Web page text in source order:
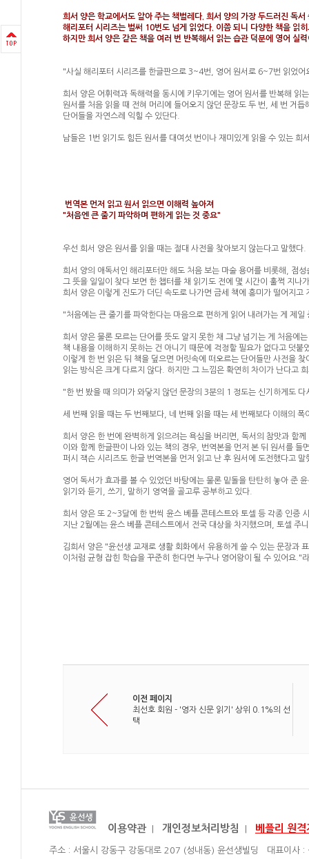
희서 양은 학교에서도 알아 주는 책벌레다. 희서 양의 가장 두드러진 독
해리포터 시리즈는 벌써 10번도 넘게 읽었다. 이쯤 되니 다양한 책을 읽
하지만 희서 양은 같은 책을 여러 번 반복해서 읽는 습관 덕분에 영어 실
"사실 해리포터 시리즈를 한글판으로 3~4번, 영어 원서로 6~7번 읽었어
희서 양은 어휘력과 독해력을 동시에 키우기에는 영어 원서를 반복해 읽
원서를 처음 읽을 때 전혀 머리에 들어오지 않던 문장도 두 번, 세 번 거
단어들을 자연스레 익힐 수 있단다.
남들은 1번 읽기도 힘든 원서를 대여섯 번이나 재미있게 읽을 수 있는 희
번역본 먼저 읽고 원서 읽으면 이해력 높아져
"처음엔 큰 줄기 파악하며 편하게 읽는 것 중요"
우선 희서 양은 원서를 읽을 때는 절대 사전을 찾아보지 않는다고 말했
희서 양의 애독서인 해리포터만 해도 처음 보는 마술 용어를 비롯해, 점
그 뜻을 일일이 찾다 보면 한 챕터를 채 읽기도 전에 몇 시간이 훌쩍 지나
희서 양은 이렇게 진도가 더딘 속도로 나가면 금세 책에 흥미가 떨어지고
"처음에는 큰 줄기를 파악한다는 마음으로 편하게 읽어 내려가는 게 제일
희서 양은 물론 모르는 단어를 뜻도 알지 못한 채 그냥 넘기는 게 처음에
책 내용을 이해하지 못하는 건 아니기 때문에 걱정할 필요가 없다고 덧붙
이렇게 한 번 읽은 뒤 책을 덮으면 머릿속에 떠오르는 단어들만 사전을
읽는 방식은 크게 다르지 않다. 하지만 그 느낌은 확연히 차이가 난다고
"한 번 봤을 때 의미가 와닿지 않던 문장의 3분의 1 정도는 신기하게도
세 번째 읽을 때는 두 번째보다, 네 번째 읽을 때는 세 번째보다 이해의 폭
희서 양은 한 번에 완벽하게 읽으려는 욕심을 버리면, 독서의 참맛과 함
이와 함께 한글판이 나와 있는 책의 경우, 번역본을 먼저 본 뒤 원서를
퍼시 잭슨 시리즈도 한글 번역본을 먼저 읽고 난 후 원서에 도전했다고 말
영어 독서가 효과를 볼 수 있었던 바탕에는 물론 밑돌을 탄탄히 놓아 준
읽기와 듣기, 쓰기, 말하기 영역을 골고루 공부하고 있다.
희서 양은 또 2~3달에 한 번씩 윤스 베플 콘테스트와 토셀 등 각종 인증
지난 2월에는 윤스 베플 콘테스트에서 전국 대상을 차지했으며, 토셀 주
김희서 양은 "윤선생 교재로 생활 회화에서 유용하게 쓸 수 있는 문장과
이처럼 균형 잡힌 학습을 꾸준히 한다면 누구나 영어왕이 될 수 있어요."
이전 페이지
최선호 회원 - '영자 신문 읽기' 상위 0.1%의 선
택
이용약관 개인정보처리방침 베플리 원격
주소 : 서울시 강동구 강동대로 207 (성내동) 윤선생빌딩 대표이사 :